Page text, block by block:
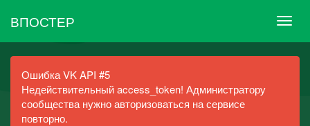
ВПОСТЕР
Ошибка VK API #5
Недействительный access_token! Администратору
сообщества нужно авторизоваться на сервисе
повторно.